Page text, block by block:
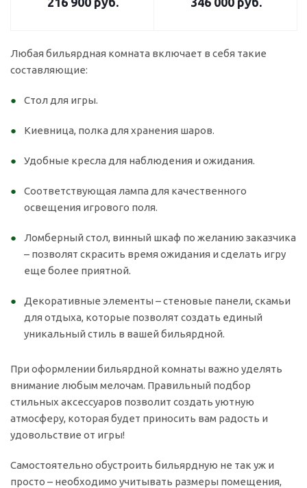
Любая бильярдная комната включает в себя такие
составляющие:
Стол для игры.
Киевница, полка для хранения шаров.
Удобные кресла для наблюдения и ожидания.
Соответствующая лампа для качественного
освещения игрового поля.
Ломберный стол, винный шкаф по желанию заказчика
– позволят скрасить время ожидания и сделать игру
еще более приятной.
Декоративные элементы – стеновые панели, скамьи
для отдыха, которые позволят создать единый
уникальный стиль в вашей бильярдной.
При оформлении бильярдной комнаты важно уделять
внимание любым мелочам. Правильный подбор
стильных аксессуаров позволит создать уютную
атмосферу, которая будет приносить вам радость и
удовольствие от игры!
Самостоятельно обустроить бильярдную не так уж и
просто – необходимо учитывать размеры помещения,